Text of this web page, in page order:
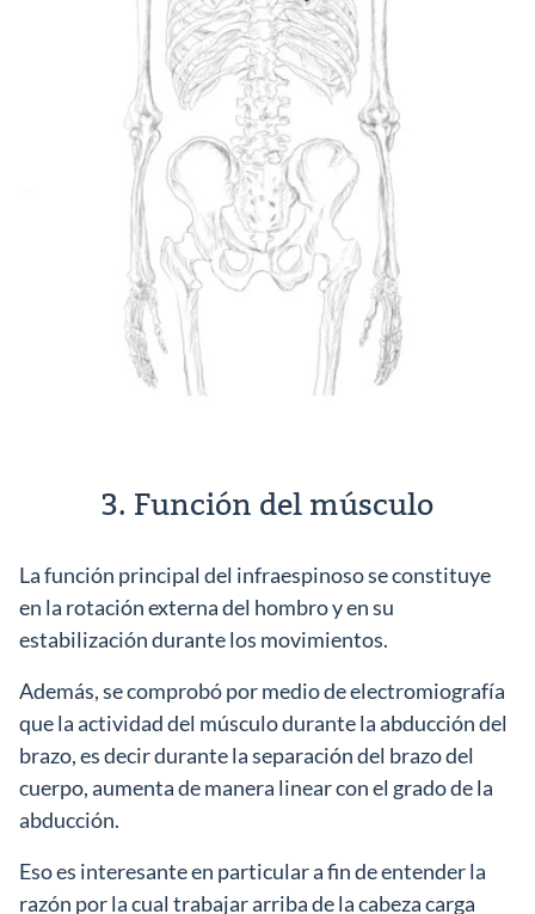
3. Función del músculo
La función principal del infraespinoso se constituye
en la rotación externa del hombro y en su
estabilización durante los movimientos.
Además, se comprobó por medio de electromiografía
que la actividad del músculo durante la abducción del
brazo, es decir durante la separación del brazo del
cuerpo, aumenta de manera linear con el grado de la
abducción.
Eso es interesante en particular a fin de entender la
razón por la cual trabajar arriba de la cabeza carga